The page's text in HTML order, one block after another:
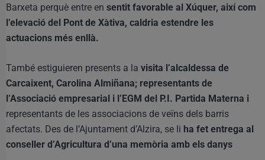
Barxeta perquè entre en sentit favorable al Xúquer, així com
l’elevació del Pont de Xàtiva, caldria estendre les
actuacions més enllà.
També estiguieren presents a la visita l’alcaldessa de
Carcaixent, Carolina Almiñana; representants de
l’Associació empresarial i l’EGM del P.I. Partida Materna i
representants de les associacions de veïns dels barris
afectats. Des de l’Ajuntament d’Alzira, se li ha fet entrega al
conseller d’Agricultura d’una memòria amb els danys